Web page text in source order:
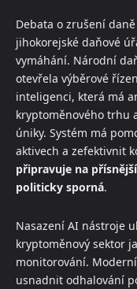
Debata o zrušení
jihokorejské daňové
vymáhání. Národní
otevřela výběrové
inteligenci, která má
kryptoměnového trhu
úniky. Systém má
aktivech a zefektivnit
připravuje na
politicky sporná.
Nasazení AI nástroje
kryptoměnový sektor
monitorování.
usnadnit odhalování